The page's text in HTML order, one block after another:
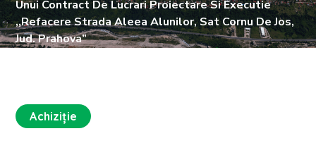
Unui Contract De Lucrari Proiectare Si Executie
,,Refacere Strada Aleea Alunilor, Sat Cornu De Jos,
Jud. Prahova”
Achiziție